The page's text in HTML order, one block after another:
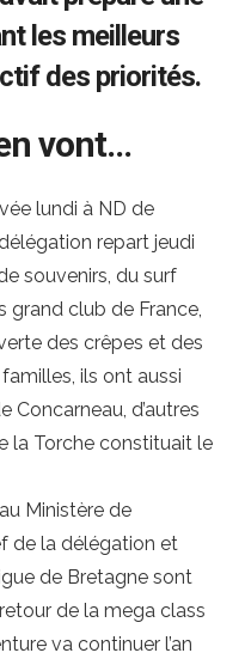
les meilleurs
des priorités.
vont…
lundi à ND de
repart jeudi
souvenirs, du surf
grand club de France,
des crêpes et des
ils ont aussi
Concarneau, d’autres
la Torche constituait le
Ministère de
de la délégation et
de Bretagne sont
de la mega class
va continuer l’an